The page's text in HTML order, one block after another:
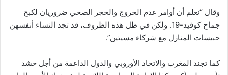
وقال “نعلم أن أوامر عدم الخروج والحجر الصحي ضروريان لكبح
جماح كوفيد-19. ولكن في ظل هذه الظروف، قد تجد النساء أنفسهن
حبيسات المنازل مع شركاء مسيئين”.
كما تجند المغرب والاتحاد الأوروبي والدول الداعمة من أجل حشد